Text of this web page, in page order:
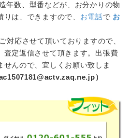
年数、型番などが、お分かりの物
は、できますので、 お電話で お
対応させて頂いておりますので、
査定返信させて頂きます。出張費
せんので、宜しくお願い致しま
）